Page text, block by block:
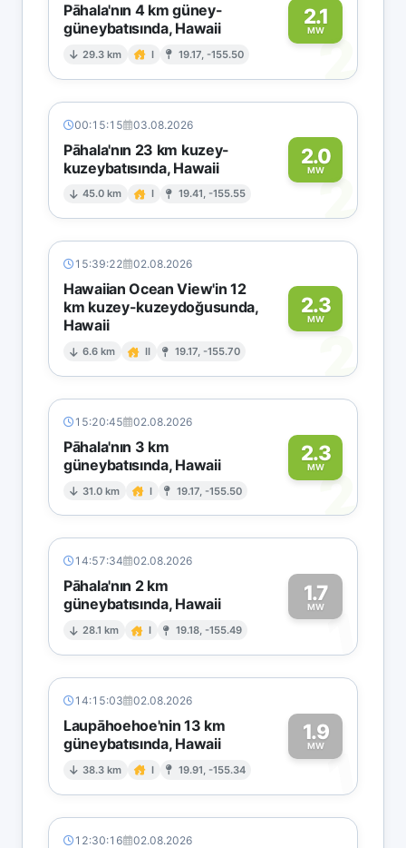
Pāhala'nın 4 km güney-
güneybatısında, Hawaii
29.3 km I 19.17, -155.50
2.1
MW
2
00:15:15 03.08.2026
Pāhala'nın 23 km kuzey-
kuzeybatısında, Hawaii
45.0 km I 19.41, -155.55
2.0
MW2
15:39:22 02.08.2026
Hawaiian Ocean View'in 12
km kuzey-kuzeydoğusunda,
Hawaii
6.6 km II 19.17, -155.70
2.3
MW
2
15:20:45 02.08.2026
Pāhala'nın 3 km
güneybatısında, Hawaii
31.0 km I 19.17, -155.50
2.3
MW2
14:57:34 02.08.2026
Pāhala'nın 2 km
güneybatısında, Hawaii
28.1 km I 19.18, -155.49
1.7
MW1
14:15:03 02.08.2026
Laupāhoehoe'nin 13 km
güneybatısında, Hawaii
38.3 km I 19.91, -155.34
1.9
MW1
12:30:16 02.08.2026